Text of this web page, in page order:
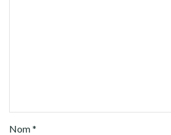
Nom*